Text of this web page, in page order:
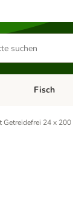
öffnen:Kategorie-
Fisch
24 x 200